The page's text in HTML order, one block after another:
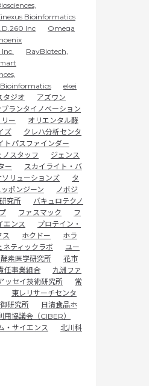
Bioinformatics
Inc
Omega
RayBiotech,
ekei
タジオ
アズワン
プランタイノベーション
ー
オリエンタル酵
ズ
クレハ分析センタ
トパスファインダー
ノスタッフ
ジェンス
ー
スカイライト・バ
リューションズ
タ
ッポンジーン
ノボジ
究所
バキュロテクノ
ファスマック
フ
エンス
プロテイン・
ス ホクドー
ホラ
ネティックラボ
ユー
素医学研究所
花市
任事業組合
九洲ファ
ッセイ技術研究所
常
東レリサーチセンタ
研究所
日清食品ホ
協議会（CIBER）
・サイエンス
北川科